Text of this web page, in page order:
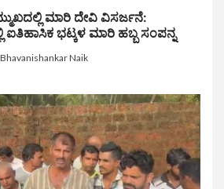
ಮಾರಿ ದೇವಿ ವಿಸರ್ಜನೆ:
ಭಟ್ಕಳ ಮಾರಿ ಹಬ್ಬ ಸಂಪನ್ನ
Bhavanishankar Naik